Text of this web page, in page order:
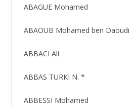
3416
ABAGUE Mohamed
ABAOUB Mohamed ben Daoudi
ABBACI Ali
ABBAS TURKI N. *
ABBESSI Mohamed